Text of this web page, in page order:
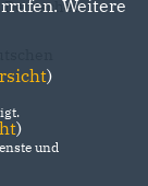
DeutschenWeitere
)
)
und